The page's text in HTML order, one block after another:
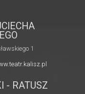
1
- RATUSZ